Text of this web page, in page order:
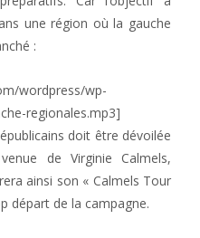
une région où la gauche
:
wordpress/wp-
regionales.mp3]
doit être dévoilée
de Virginie Calmels,
ainsi son « Calmels Tour
départ de la campagne.